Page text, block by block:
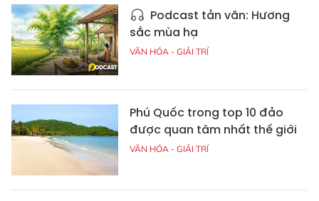
Podcast tản văn: Hương
sắc mùa hạ
VĂN HÓA - GIẢI TRÍ
Phú Quốc trong top 10 đảo
được quan tâm nhất thế giới
VĂN HÓA - GIẢI TRÍ